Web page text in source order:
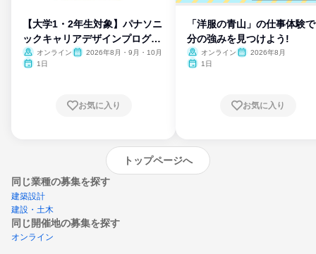
【大学1・2年生対象】パナソニ
ックキャリアデザインプログラ
ム
オンライン
2026年8月・9月・10月
1日
お気に入り
「洋服の青山」の仕事体験
分の強みを見つけよう!
オンライン
2026年8月
1日
お気に入り
トップページへ
同じ業種の募集を探す
建築設計
建設・土木
同じ開催地の募集を探す
オンライン